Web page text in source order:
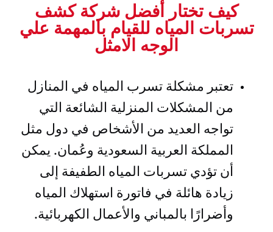
كيف تختار أفضل شركة كشف
تسربات المياه للقيام بالمهمة علي
الوجه الامثل
تعتبر مشكلة تسرب المياه في المنازل
من المشكلات المنزلية الشائعة التي
تواجه العديد من الأشخاص في دول مثل
المملكة العربية السعودية وعُمان. يمكن
أن تؤدي تسربات المياه الطفيفة إلى
زيادة هائلة في فاتورة استهلاك المياه
وأضرارًا بالمباني والأعمال الكهربائية.